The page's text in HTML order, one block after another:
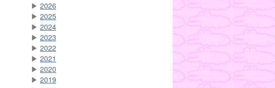
▶ 2026
▶ 2025
▶ 2024
▶ 2023
▶ 2022
▶ 2021
▶ 2020
▶ 2019